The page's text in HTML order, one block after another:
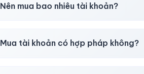
Nên mua bao nhiêu tài khoản?
Mua tài khoản có hợp pháp không?